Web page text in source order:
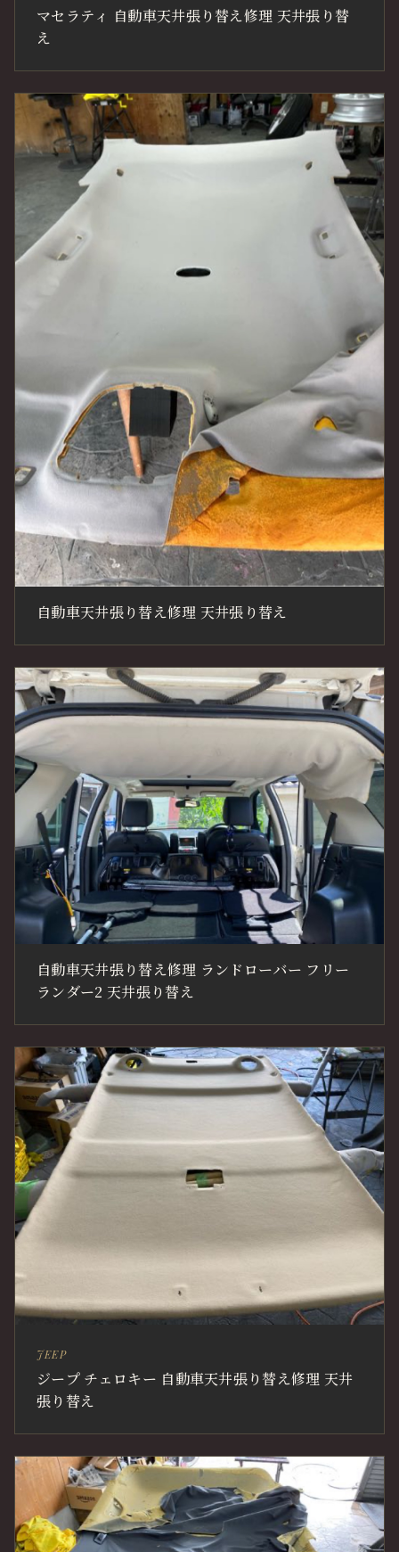
マセラティ 自動車天井張り替え修理 天井張り替
え
自動車天井張り替え修理 天井張り替え
自動車天井張り替え修理 ランドローバー フリー
ランダー2 天井張り替え
JEEP
ジープ チェロキー 自動車天井張り替え修理 天井
張り替え